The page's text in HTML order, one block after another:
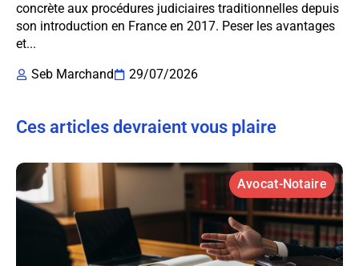
concrète aux procédures judiciaires traditionnelles depuis
son introduction en France en 2017. Peser les avantages
et...
Seb Marchand
29/07/2026
Ces articles devraient vous plaire
Avocat-Notaire